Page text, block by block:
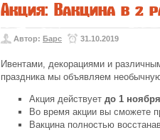
Акция: Вакцина в 2
Автор: Барс 31.10.2019
Ивентами, декорациями и
праздника мы объявляем
Акция действует до 1 ноября
Во время акции вы сможете
Вакцина полностью